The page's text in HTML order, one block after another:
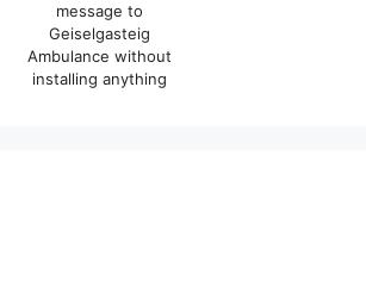
message to
Geiselgasteig
Ambulance without
installing anything